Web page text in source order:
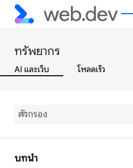
ทรัพยากร
AI และเว็บ โหลดเร็ว
บทนำ